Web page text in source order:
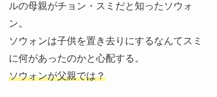
ルの母親がチョン・スミだと知ったソウォ
ン。
ソウォンは子供を置き去りにするなんてスミ
に何があったのかと心配する。
ソウォンが父親では？